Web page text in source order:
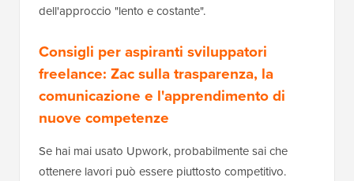
dell'approccio "lento e costante".
Consigli per aspiranti sviluppatori
freelance: Zac sulla trasparenza, la
comunicazione e l'apprendimento di
nuove competenze
Se hai mai usato Upwork, probabilmente sai che
ottenere lavori può essere piuttosto competitivo.